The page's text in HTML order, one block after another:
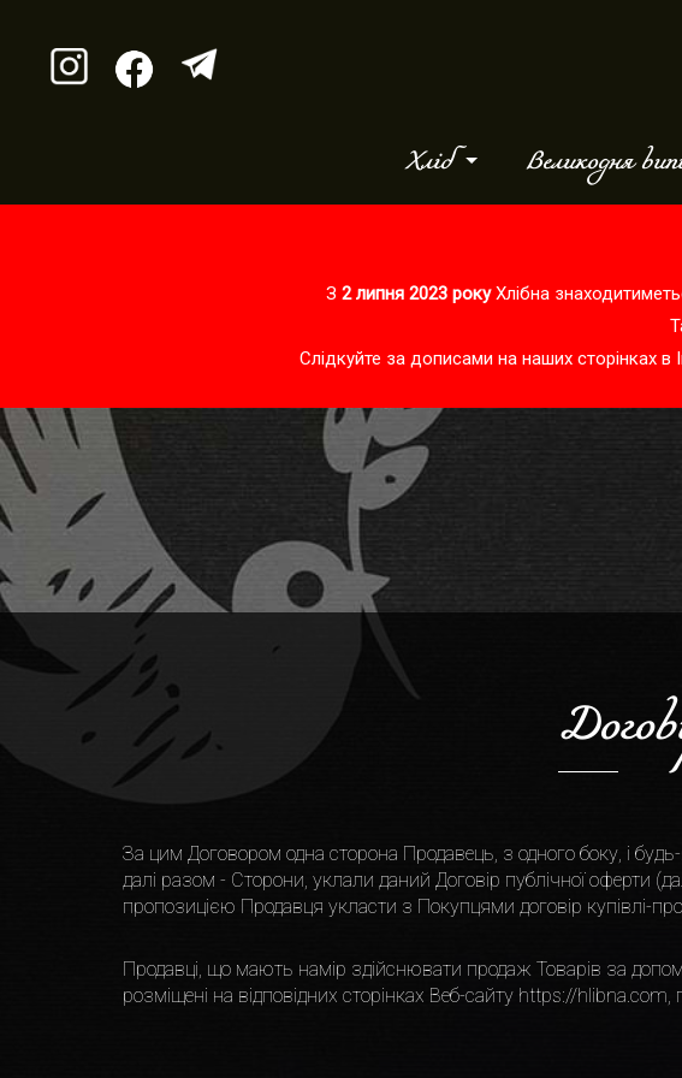
Хліб Великодня
З 2 липня 2023 рокуХлібна
Слідкуйте за дописами на наших сторінках в
За цим Договором одна сторона Продавець, з одного боку, i
далi разом - Сторони, уклали даний Договiр публiчної оферти
пропозицiєю Продавця укласти з Покупцями договiр купiвлi-
Продавцi, що мають намiр здiйснювати продаж Товарiв за
розмiщенi на вiдповiдних сторiнках Веб-сайту https://hlibna.com,